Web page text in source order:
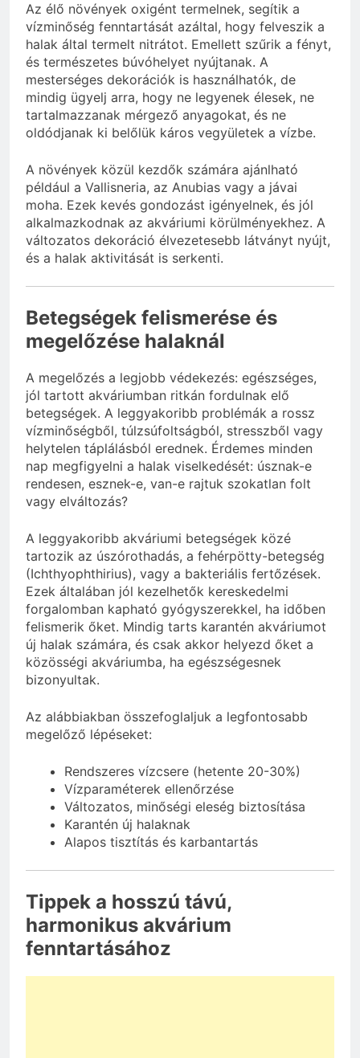
Az élő növények oxigént termelnek, segítik a
vízminőség fenntartását azáltal, hogy felveszik a
halak által termelt nitrátot. Emellett szűrik a fényt,
és természetes búvóhelyet nyújtanak. A
mesterséges dekorációk is használhatók, de
mindig ügyelj arra, hogy ne legyenek élesek, ne
tartalmazzanak mérgező anyagokat, és ne
oldódjanak ki belőlük káros vegyületek a vízbe.
A növények közül kezdők számára ajánlható
például a Vallisneria, az Anubias vagy a jávai
moha. Ezek kevés gondozást igényelnek, és jól
alkalmazkodnak az akváriumi körülményekhez. A
változatos dekoráció élvezetesebb látványt nyújt,
és a halak aktivitását is serkenti.
Betegségek felismerése és
megelőzése halaknál
A megelőzés a legjobb védekezés: egészséges,
jól tartott akváriumban ritkán fordulnak elő
betegségek. A leggyakoribb problémák a rossz
vízminőségből, túlzsúfoltságból, stresszből vagy
helytelen táplálásból erednek. Érdemes minden
nap megfigyelni a halak viselkedését: úsznak-e
rendesen, esznek-e, van-e rajtuk szokatlan folt
vagy elváltozás?
A leggyakoribb akváriumi betegségek közé
tartozik az úszórothadás, a fehérpötty-betegség
(Ichthyophthirius), vagy a bakteriális fertőzések.
Ezek általában jól kezelhetők kereskedelmi
forgalomban kapható gyógyszerekkel, ha időben
felismerik őket. Mindig tarts karantén akváriumot
új halak számára, és csak akkor helyezd őket a
közösségi akváriumba, ha egészségesnek
bizonyultak.
Az alábbiakban összefoglaljuk a legfontosabb
megelőző lépéseket:
Rendszeres vízcsere (hetente 20-30%)
Vízparaméterek ellenőrzése
Változatos, minőségi eleség biztosítása
Karantén új halaknak
Alapos tisztítás és karbantartás
Tippek a hosszú távú,
harmonikus akvárium
fenntartásához